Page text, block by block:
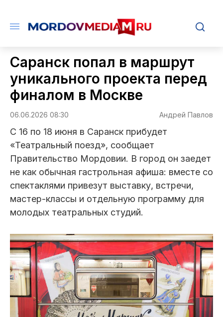
Саранск попал в маршрут
уникального проекта перед
финалом в Москве
06.06.2026 08:30 Андрей Павлов
С 16 по 18 июня в Саранск прибудет
«Театральный поезд», сообщает
Правительство Мордовии. В город он заедет
не как обычная гастрольная афиша: вместе со
спектаклями привезут выставку, встречи,
мастер-классы и отдельную программу для
молодых театральных студий.